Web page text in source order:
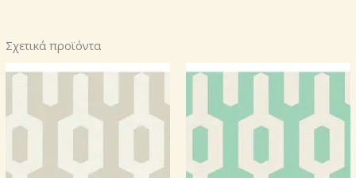
Σχετικά προϊόντα